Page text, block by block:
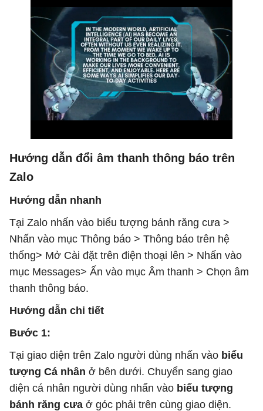
Hướng dẫn đổi âm thanh thông báo trên
Zalo
Hướng dẫn nhanh
Tại Zalo nhấn vào biểu tượng bánh răng cưa >
Nhấn vào mục Thông báo > Thông báo trên hệ
thống> Mở Cài đặt trên điện thoại lên > Nhấn vào
mục Messages> Ấn vào mục Âm thanh > Chọn âm
thanh thông báo.
Hướng dẫn chi tiết
Bước 1:
Tại giao diện trên Zalo người dùng nhấn vào biểu
tượng Cá nhân ở bên dưới. Chuyển sang giao
diện cá nhân người dùng nhấn vào biểu tượng
bánh răng cưa ở góc phải trên cùng giao diện.